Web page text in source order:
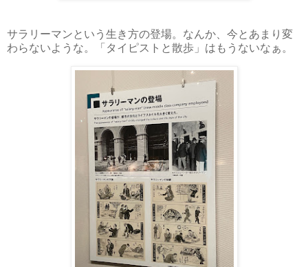
サラリーマンという生き方の登場。なんか、今とあまり変
わらないような。「タイピストと散歩」はもうないなぁ。